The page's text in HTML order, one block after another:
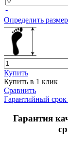
-
Определить размер
Купить
Купить в 1 клик
Сравнить
Гарантийный срок
Гарантия